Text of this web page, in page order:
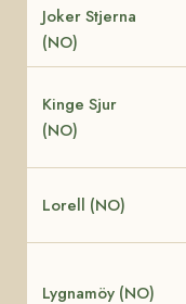
Joker Stjerna
(NO)
Kinge Sjur
(NO)
Lorell (NO)
Lygnamöy (NO)